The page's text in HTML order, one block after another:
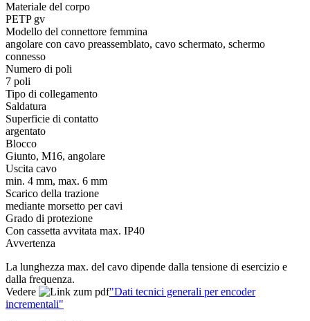
Materiale del corpo
PETP gv
Modello del connettore femmina
angolare con cavo preassemblato, cavo schermato, schermo
connesso
Numero di poli
7 poli
Tipo di collegamento
Saldatura
Superficie di contatto
argentato
Blocco
Giunto, M16, angolare
Uscita cavo
min. 4 mm, max. 6 mm
Scarico della trazione
mediante morsetto per cavi
Grado di protezione
Con cassetta avvitata max. IP40
Avvertenza
La lunghezza max. del cavo dipende dalla tensione di esercizio e
dalla frequenza.
Vedere
"Dati tecnici generali per encoder
incrementali"